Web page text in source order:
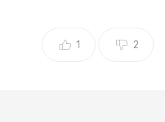
, 단순한 뷰티 브랜드를 넘어 라
1 2